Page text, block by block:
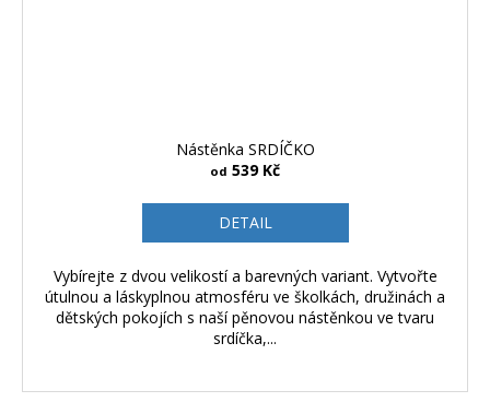
Nástěnka SRDÍČKO
od 539 Kč
DETAIL
Vybírejte z dvou velikostí a barevných variant. Vytvořte
útulnou a láskyplnou atmosféru ve školkách, družinách a
dětských pokojích s naší pěnovou nástěnkou ve tvaru
srdíčka,...